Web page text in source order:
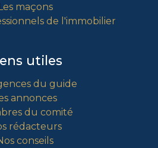
maçons
de l'immobilier
utiles
du guide
annonces
du comité
rédacteurs
conseils